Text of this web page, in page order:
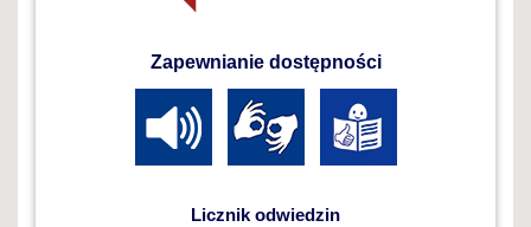
Zapewnianie dostępności
Licznik odwiedzin